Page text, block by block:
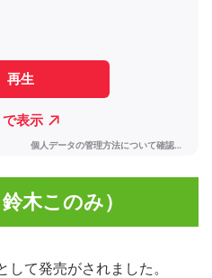
木このみ）
て発売がされました。